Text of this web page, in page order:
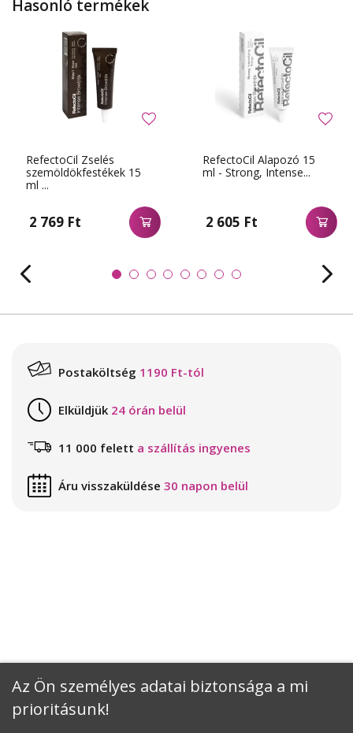
Az Ön személyes adatai biztonsága a mi
prioritásunk!
Hasonló termékek
RefectoCil Zselés
szemöldökfestékek 15
ml ...
2 769 Ft
RefectoCil Alapozó 15
ml - Strong, Intense...
2 605 Ft
Postaköltség 1190 Ft-tól
Elküldjük 24 órán belül
11 000 felett a szállítás ingyenes
Áru visszaküldése 30 napon belül